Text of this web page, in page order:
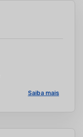
Saiba mais